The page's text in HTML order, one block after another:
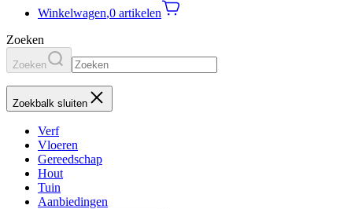
Winkelwagen,0 artikelen
Zoeken
Zoeken
Zoekbalk sluiten
Verf
Vloeren
Gereedschap
Hout
Tuin
Aanbiedingen